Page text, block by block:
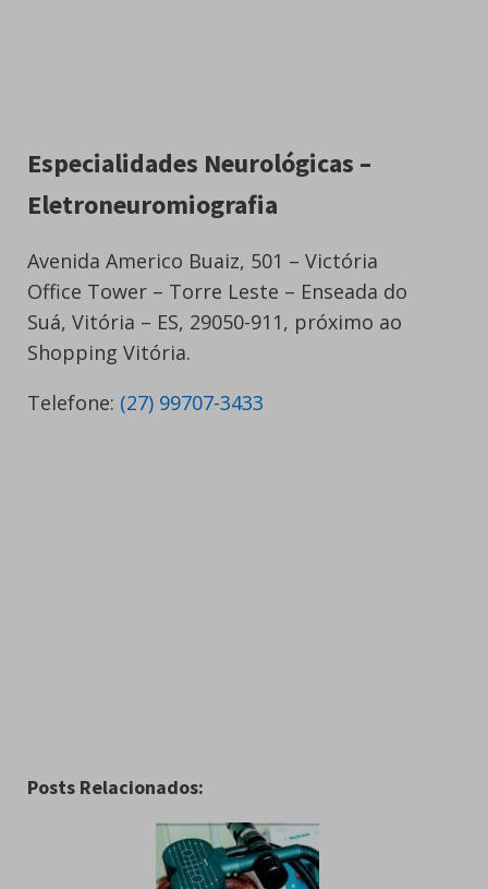
Especialidades Neurológicas –
Eletroneuromiografia
Avenida Americo Buaiz, 501 – Victória
Office Tower – Torre Leste – Enseada do
Suá, Vitória – ES, 29050-911, próximo ao
Shopping Vitória.
Telefone: (27) 99707-3433
Posts Relacionados: